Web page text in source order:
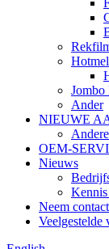
Jombo
Ander
NIEUWE
OEM-
Nieuws
Neem
Veelgestelde